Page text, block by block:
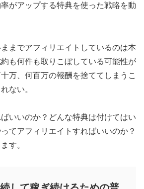
がアップする特典を使った戦略を動
までアフィリエイトしているのは本
も何件も取りこぼしている可能性が
万、何百万の報酬を捨ててしまうこ
ない。
いいのか？どんな特典は付けてはい
てアフィリエイトすればいいのか？
す。